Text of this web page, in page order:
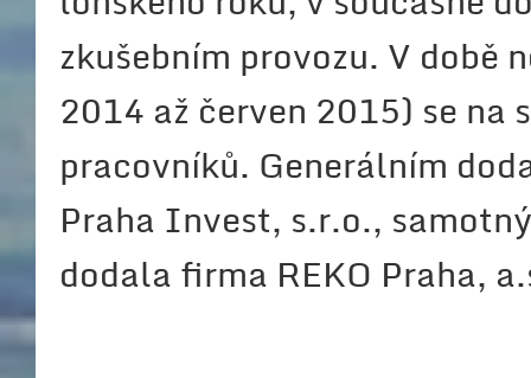
zkušebním provozu. V době
2014 až červen 2015) se
pracovníků. Generálním
Praha Invest, s.r.o.,
dodala firma REKO Praha,